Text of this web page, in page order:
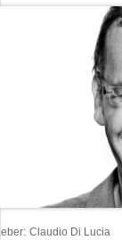
Claudio Di Lucia